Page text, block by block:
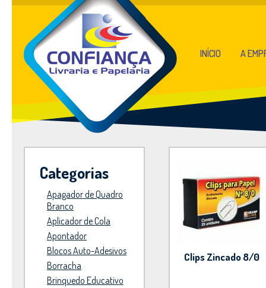
INÍCIO A
Categorias
Apagador de Quadro
Branco
Aplicador de Cola
Apontador
Blocos Auto-Adesivos
Borracha
Brinquedo Educativo
Clips Zincado 8/0